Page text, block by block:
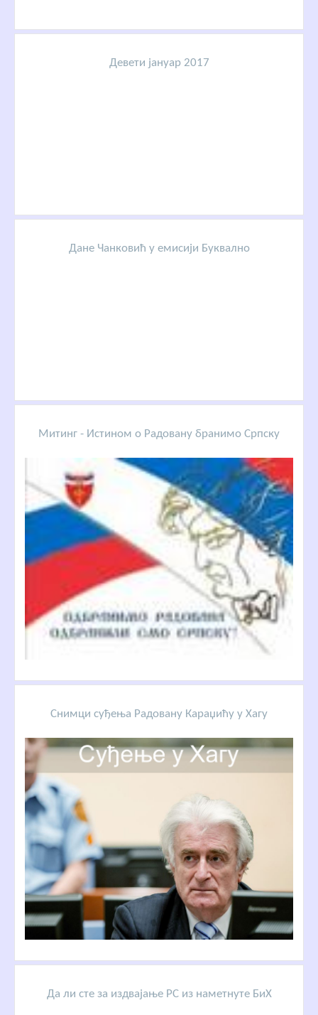
Девети јануар 2017
Дане Чанковић у емисији Буквално
Митинг - Истином о Радовану бранимо Српску
Снимци суђења Радовану Караџићу у Хагу
Да ли сте за издвајање РС из наметнуте БиХ